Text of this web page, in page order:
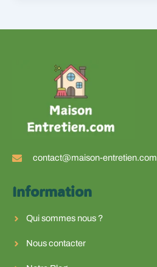
contact@maison-entretien.com
Information
Qui sommes nous ?
Nous contacter